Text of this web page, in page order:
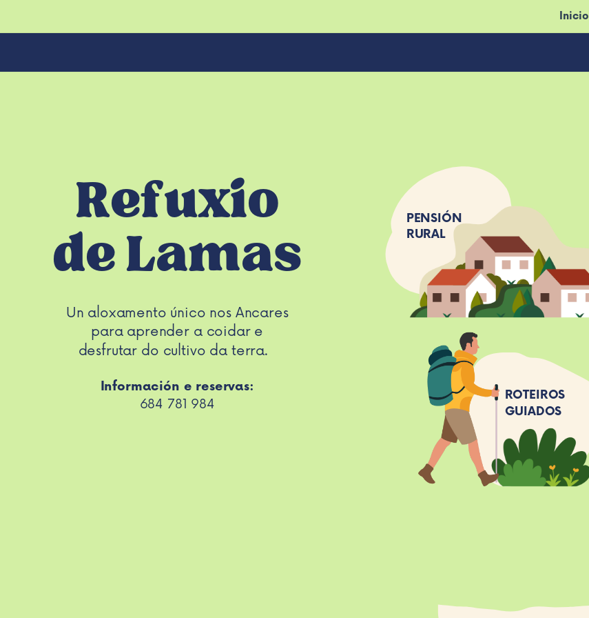
Inicio
Refuxio
de Lamas
Un aloxamento único nos Ancares
para aprender a coidar e
desfrutar do cultivo da terra.
Información e reservas:
684 781 984
ROTEIROS
GUIADOS
PENSIÓN
RURAL